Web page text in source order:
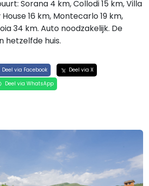
Sorana 4 km, Collodi 15 km, Villa
16 km, Montecarlo 19 km,
34 km. Auto noodzakelijk. De
hetzelfde huis.
Deel via Facebook
Deel via X
Deel via WhatsApp